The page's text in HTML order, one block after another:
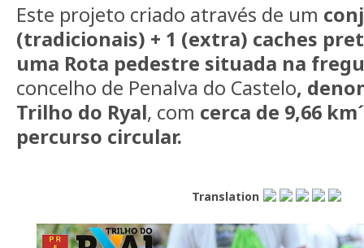
Este projeto criado através de um
(tradicionais) + 1 (extra) caches
uma Rota pedestre situada na
concelho de Penalva do Castelo,
Trilho do Ryal, com cerca de 9,66
percurso circular.
Translation